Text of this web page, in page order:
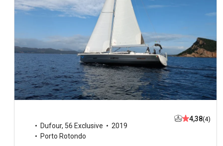
Dufour, 56 Exclusive
2019
Porto Rotondo
4,38(4)